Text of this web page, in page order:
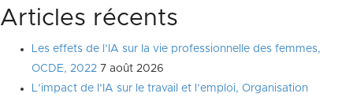
Articles récents
Les effets de l’IA sur la vie professionnelle des femmes,
OCDE, 2022 7 août 2026
L’impact de l’IA sur le travail et l’emploi, Organisation